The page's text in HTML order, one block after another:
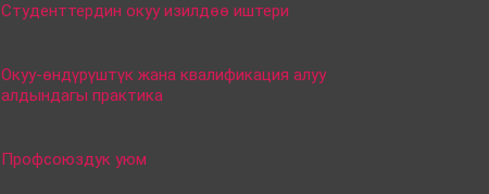
Студенттердин окуу изилдөө иштери
Окуу-өндүрүштүк жана квалификация алуу
алдындагы практика
Профсоюздук уюм